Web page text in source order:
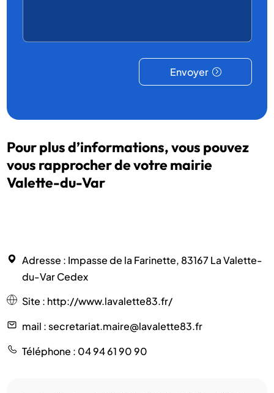
Envoyer
Pour plus d’informations, vous pouvez
vous rapprocher de votre mairie
Valette-du-Var
Adresse : Impasse de la Farinette, 83167 La Valette-
du-Var Cedex
Site : http://www.lavalette83.fr/
mail : secretariat.maire@lavalette83.fr
Téléphone : 04 94 61 90 90